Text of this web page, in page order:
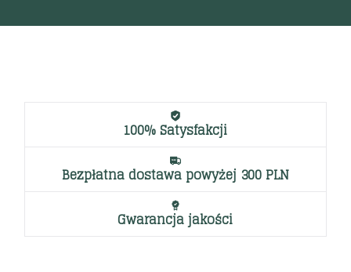
100% Satysfakcji
Bezpłatna dostawa powyżej 300 PLN
Gwarancja jakości